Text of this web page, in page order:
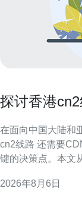
探讨香港
在面向中国大陆和
cn2线路 还需要
键的决策点。本文
迟、并发和可用性。 什么是香港CN2线路 香港CN2
2026年8月6日